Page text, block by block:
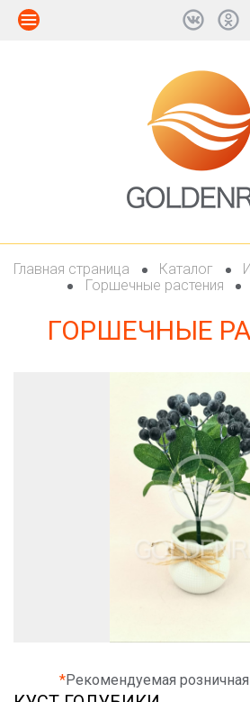
Главная страница Каталог
Горшечные растения
ГОРШЕЧНЫЕ
*Рекомендуемая розничная